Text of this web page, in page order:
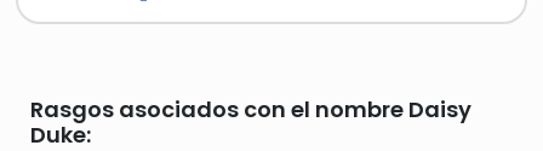
Rasgos asociados con el nombre Daisy
Duke: